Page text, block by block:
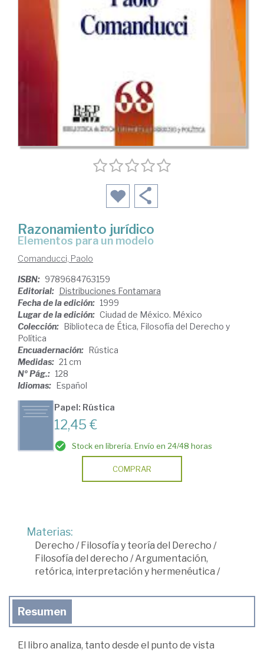
Razonamiento jurídico
elementos para un modelo
Comanducci, Paolo
ISBN: 9789684763159
Editorial: Distribuciones Fontamara
Fecha de la edición: 1999
Lugar de la edición: Ciudad de México. México
Colección: Biblioteca de Ética, Filosofía del Derecho y
Política
Encuadernación: Rústica
Medidas: 21 cm
Nº Pág.: 128
Idiomas: Español
Papel: Rústica
12,45 €
Stock en librería. Envío en 24/48 horas
COMPRAR
Materias:
Derecho /Filosofía y teoría del Derecho /
Filosofía del derecho /Argumentación,
retórica, interpretación y hermenéutica /
Resumen
El libro analiza, tanto desde el punto de vista